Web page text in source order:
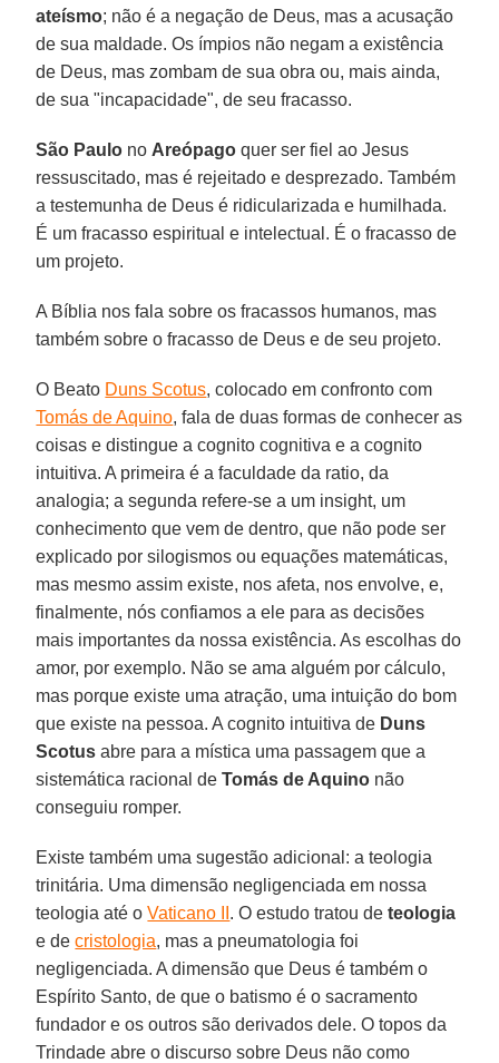
ateísmo; não é a negação de Deus, mas a acusação
de sua maldade. Os ímpios não negam a existência
de Deus, mas zombam de sua obra ou, mais ainda,
de sua "incapacidade", de seu fracasso.
São Paulo no Areópago quer ser fiel ao Jesus
ressuscitado, mas é rejeitado e desprezado. Também
a testemunha de Deus é ridicularizada e humilhada.
É um fracasso espiritual e intelectual. É o fracasso de
um projeto.
A Bíblia nos fala sobre os fracassos humanos, mas
também sobre o fracasso de Deus e de seu projeto.
O Beato Duns Scotus, colocado em confronto com
Tomás de Aquino, fala de duas formas de conhecer as
coisas e distingue a cognito cognitiva e a cognito
intuitiva. A primeira é a faculdade da ratio, da
analogia; a segunda refere-se a um insight, um
conhecimento que vem de dentro, que não pode ser
explicado por silogismos ou equações matemáticas,
mas mesmo assim existe, nos afeta, nos envolve, e,
finalmente, nós confiamos a ele para as decisões
mais importantes da nossa existência. As escolhas do
amor, por exemplo. Não se ama alguém por cálculo,
mas porque existe uma atração, uma intuição do bom
que existe na pessoa. A cognito intuitiva de Duns
Scotus abre para a mística uma passagem que a
sistemática racional deTomás de Aquino não
conseguiu romper.
Existe também uma sugestão adicional: a teologia
trinitária. Uma dimensão negligenciada em nossa
teologia até oVaticano II . O estudo tratou deteologia
e decristologia, mas a pneumatologia foi
negligenciada. A dimensão que Deus é também o
Espírito Santo, de que o batismo é o sacramento
fundador e os outros são derivados dele. O topos da
Trindade abre o discurso sobre Deus não como